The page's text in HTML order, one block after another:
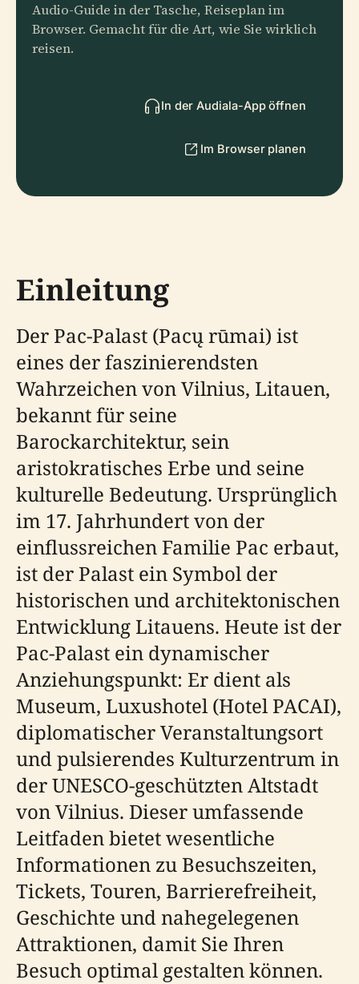
Audio-Guide in der Tasche, Reiseplan im
Browser. Gemacht für die Art, wie Sie wirklich
reisen.
In der Audiala-App öffnen
Im Browser planen
Einleitung
Der Pac-Palast (Pacų rūmai) ist
eines der faszinierendsten
Wahrzeichen von Vilnius, Litauen,
bekannt für seine
Barockarchitektur, sein
aristokratisches Erbe und seine
kulturelle Bedeutung. Ursprünglich
im 17. Jahrhundert von der
einflussreichen Familie Pac erbaut,
ist der Palast ein Symbol der
historischen und architektonischen
Entwicklung Litauens. Heute ist der
Pac-Palast ein dynamischer
Anziehungspunkt: Er dient als
Museum, Luxushotel (Hotel PACAI),
diplomatischer Veranstaltungsort
und pulsierendes Kulturzentrum in
der UNESCO-geschützten Altstadt
von Vilnius. Dieser umfassende
Leitfaden bietet wesentliche
Informationen zu Besuchszeiten,
Tickets, Touren, Barrierefreiheit,
Geschichte und nahegelegenen
Attraktionen, damit Sie Ihren
Besuch optimal gestalten können.